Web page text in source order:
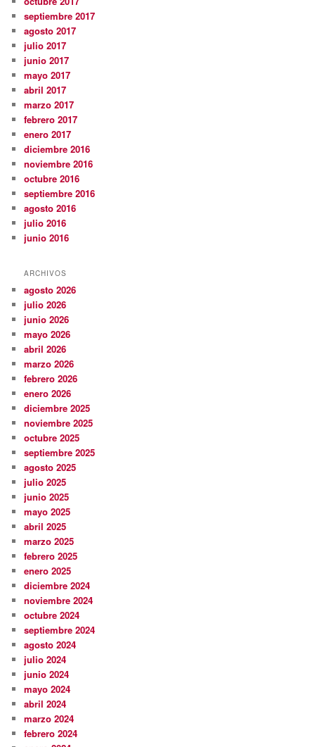
septiembre 2017
agosto 2017
julio 2017
junio 2017
mayo 2017
abril 2017
marzo 2017
febrero 2017
enero 2017
diciembre 2016
noviembre 2016
octubre 2016
septiembre 2016
agosto 2016
julio 2016
junio 2016
ARCHIVOS
agosto 2026
julio 2026
junio 2026
mayo 2026
abril 2026
marzo 2026
febrero 2026
enero 2026
diciembre 2025
noviembre 2025
octubre 2025
septiembre 2025
agosto 2025
julio 2025
junio 2025
mayo 2025
abril 2025
marzo 2025
febrero 2025
enero 2025
diciembre 2024
noviembre 2024
octubre 2024
septiembre 2024
agosto 2024
julio 2024
junio 2024
mayo 2024
abril 2024
marzo 2024
febrero 2024